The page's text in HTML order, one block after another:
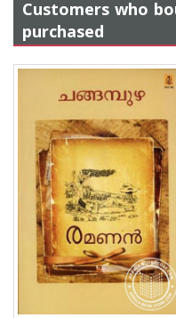
Customers who
purchased